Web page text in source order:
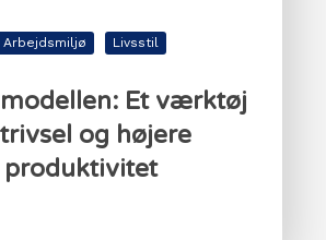
Arbejdsmiljø Livsstil
modellen: Et værktøj
og højere
produktivitet